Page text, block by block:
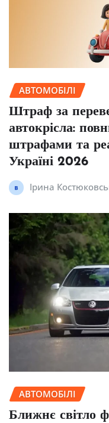
АВТОМОБІЛІ
Штраф за
автокрісла:
штрафами та
Україні 2026
Ірина
АВТОМОБІЛІ
Ближнє світло